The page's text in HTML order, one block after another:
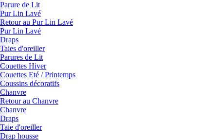
Parure de Lit
Pur Lin Lavé
Retour au Pur Lin Lavé
Pur Lin Lavé
Draps
Taies d'oreiller
Parures de Lit
Couettes Hiver
Couettes Eté / Printemps
Coussins décoratifs
Chanvre
Retour au Chanvre
Chanvre
Draps
Taie d'oreiller
Drap housse